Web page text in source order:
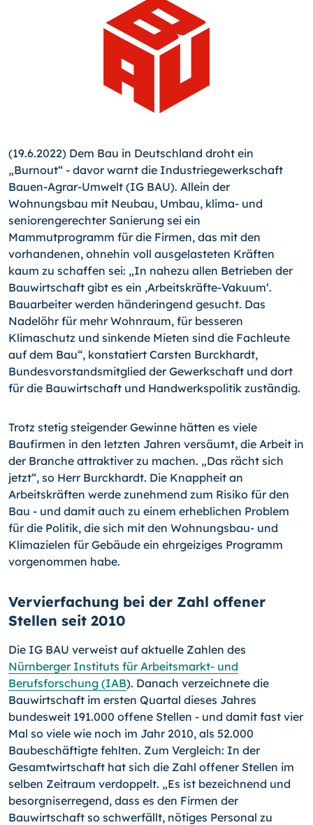
(19.6.2022) Dem Bau in Deutschland droht ein
„Burnout“ - davor warnt die Industriegewerkschaft
Bauen-Agrar-Umwelt (IG BAU). Allein der
Wohnungsbau mit Neubau, Umbau, klima- und
seniorengerechter Sanierung sei ein
Mammutprogramm für die Firmen, das mit den
vorhandenen, ohnehin voll ausgelasteten Kräften
kaum zu schaffen sei: „In nahezu allen Betrieben der
Bauwirtschaft gibt es ein ‚Arbeitskräfte-Vakuum‘.
Bauarbeiter werden händeringend gesucht. Das
Nadelöhr für mehr Wohnraum, für besseren
Klimaschutz und sinkende Mieten sind die Fachleute
auf dem Bau“, konstatiert Carsten Burckhardt,
Bundesvorstandsmitglied der Gewerkschaft und dort
für die Bauwirtschaft und Handwerkspolitik zuständig.
Trotz stetig steigender Gewinne hätten es viele
Baufirmen in den letzten Jahren versäumt, die Arbeit in
der Branche attraktiver zu machen. „Das rächt sich
jetzt“, so Herr Burckhardt. Die Knappheit an
Arbeitskräften werde zunehmend zum Risiko für den
Bau - und damit auch zu einem erheblichen Problem
für die Politik, die sich mit den Wohnungsbau- und
Klimazielen für Gebäude ein ehrgeiziges Programm
vorgenommen habe.
Vervierfachung bei der Zahl offener
Stellen seit 2010
Die IG BAU verweist auf aktuelle Zahlen des
Nürnberger Instituts für Arbeitsmarkt- und
Berufsforschung (IAB). Danach verzeichnete die
Bauwirtschaft im ersten Quartal dieses Jahres
bundesweit 191.000 offene Stellen - und damit fast vier
Mal so viele wie noch im Jahr 2010, als 52.000
Baubeschäftigte fehlten. Zum Vergleich: In der
Gesamtwirtschaft hat sich die Zahl offener Stellen im
selben Zeitraum verdoppelt. „Es ist bezeichnend und
besorgniserregend, dass es den Firmen der
Bauwirtschaft so schwerfällt, nötiges Personal zu